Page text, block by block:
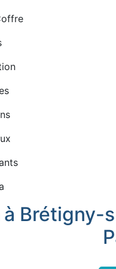
Brétigny-